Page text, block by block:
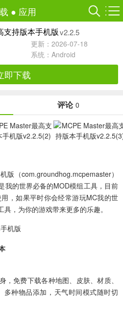
● 应用
支持版本手机版 v2.2.5
更新：2026-07-18
系统：Android
即下载
评论 0
版（com.groundhog.mcpemaster）
我的世界必备的MOD模组工具，目前
，如果平时你会经常游玩MC我的世
，为你的游戏带来更多的乐趣。
，免费下载各种地图、皮肤、材质、
多种物品添加，天气时间模式随时切